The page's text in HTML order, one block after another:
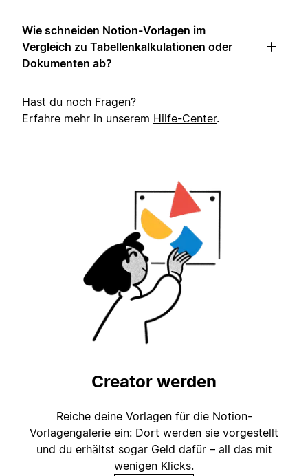
Wie schneiden Notion-Vorlagen im
Vergleich zu Tabellenkalkulationen oder
Dokumenten ab?
Hast du noch Fragen?
Erfahre mehr in unserem Hilfe-Center.
Creator werden
Reiche deine Vorlagen für die Notion-
Vorlagengalerie ein: Dort werden sie vorgestellt
und du erhältst sogar Geld dafür – all das mit
wenigen Klicks.